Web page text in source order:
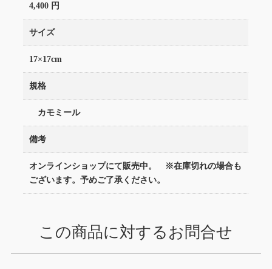
4,400 円
サイズ
17×17cm
規格
カモミール
備考
オンラインショップにて販売中。 ※在庫切れの場合も
ございます。予めご了承ください。
この商品に対するお問合せ